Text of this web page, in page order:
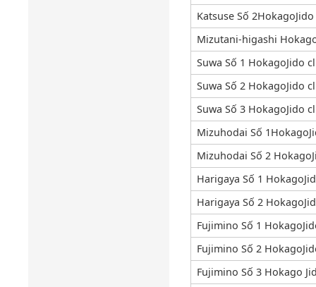
Katsuse Số
Mizutani-higashi
Suwa Số 1 HokagoJido
Suwa Số 2 HokagoJido
Suwa Số 3 HokagoJido
Mizuhodai Số
Mizuhodai Số 2
Harigaya Số 1
Harigaya Số 2
Fujimino Số 1
Fujimino Số 2
Fujimino Số 3 Hokago